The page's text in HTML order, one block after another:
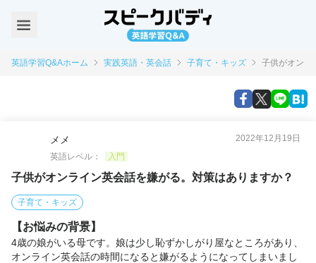
英語学習Q&Aホーム 実践英語・英会話 子育て・キッズ 子供がオンラ
メメ
2022年12月19日
英語レベル：
入門
子供がオンライン英会話を嫌がる。対策はありますか？
子育て・キッズ
【お悩みの背景】
4歳の娘がいる母です。娘は少し恥ずかしがり屋なところがあり、
オンライン英会話の時間になると嫌がるようになってしまいまし